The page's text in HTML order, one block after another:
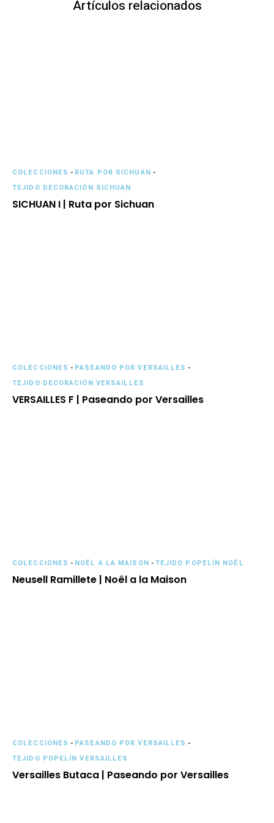
Artículos relacionados
COLECCIONES - RUTA POR SICHUAN -
TEJIDO DECORACIÓN SICHUAN
SICHUAN I | Ruta por Sichuan
COLECCIONES - PASEANDO POR VERSAILLES -
TEJIDO DECORACIÓN VERSAILLES
VERSAILLES F | Paseando por Versailles
COLECCIONES - NOËL A LA MAISON -TEJIDO POPELÍN NOËL
Neusell Ramillete | Noël a la Maison
COLECCIONES - PASEANDO POR VERSAILLES -
TEJIDO POPELÍN VERSAILLES
Versailles Butaca | Paseando por Versailles